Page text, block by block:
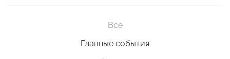
Все
Главные события